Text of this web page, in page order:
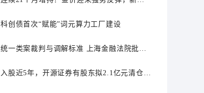
科创债首次“赋能”词元算力工厂建设
统一类案裁判与调解标准 上海金融法院批量
入股近5年，开源证券有股东拟2.1亿元清仓离